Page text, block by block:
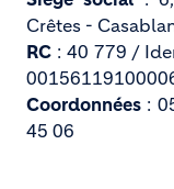
Crêtes -
RC : 40 779 /
Coordonnées :
45 06